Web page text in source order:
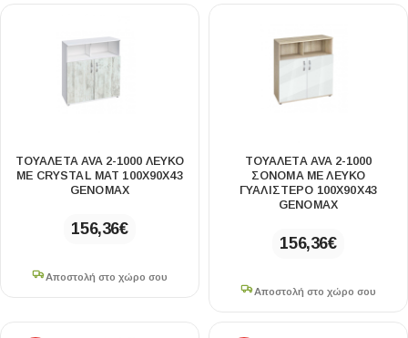
ΤΟΥΑΛΈΤΑ AVA 2-1000 ΛΕΥΚΌ
ΜΕ CRYSTAL ΜΑΤ 100X90X43
GENOMAX
156,36€
Αποστολή στο χώρο σου
ΤΟΥΑΛΈΤΑ AVA 2-1000
ΣΌΝΟΜΑ ΜΕ ΛΕΥΚΌ
ΓΥΑΛΙΣΤΕΡΌ 100X90X43
GENOMAX
156,36€
Αποστολή στο χώρο σου